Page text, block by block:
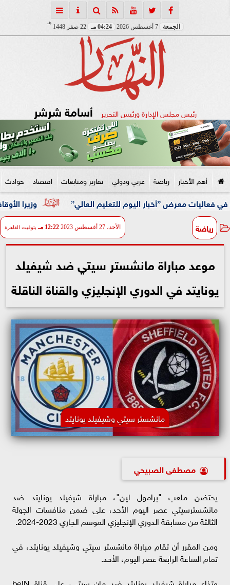
الجمعة 7 أغسطس 2026 04:24 مـ 22 صفر 1448
هـ
رئيس مجلس الإدارة ورئيس التحرير أسامة شرشر
أهم الأخبار رياضة عربي ودولي تقارير ومتابعات اقتصاد حوادث
وزيرا الأوقاف ”أخبار اليوم للتعليم العالي”
رياضة الأحد، 27 أغسطس 2023 12:22 مـ بتوقيت القاهرة
موعد مباراة مانشستر سيتي ضد شيفيلد
يونايتد في الدوري الإنجليزي والقناة الناقلة
مانشستر سيتي وشيفيلد يونايتد
مصطفى الصبيحي
يحتضن ملعب "برامول لين"، مباراة شيفيلد يونايتد ضد
مانشسترسيتي عصر اليوم الأحد، على ضمن منافسات الجولة
الثالثة من مسابقة الدوري الإنجليزي الموسم الجاري 2023-2024.
ومن المقرر أن تقام مباراة مانشستر سيتي وشيفيلد يونايتد، في
تمام الساعة الرابعة عصر اليوم، الأحد.